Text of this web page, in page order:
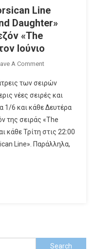
Line
Daughter»
«The
Ιούνιο
A CommentOn
Νέες
Σειρές
«The
Corsican
Line
«Prisoner»
Σεζόν
των σειρών
νέες σειρές και
1/6 και κάθε Δευτέρα
της σειράς «The
κάθε Τρίτη στις 22:00
Line». Παράλληλα,
Search